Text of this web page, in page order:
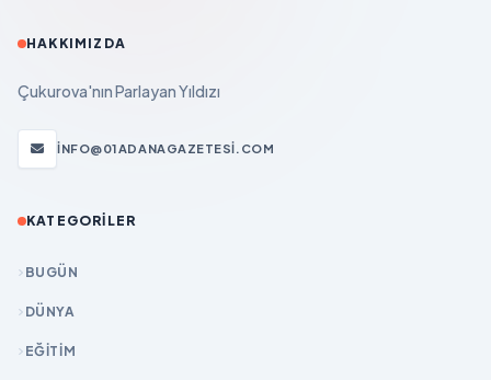
HAKKIMIZDA
Çukurova'nın Parlayan Yıldızı
INFO@01ADANAGAZETESI.COM
KATEGORILER
BUGÜN
DÜNYA
EĞİTİM